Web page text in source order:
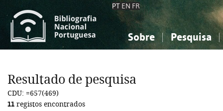
PT EN FR
Sobre Pesquisa
Ciências sociais...
Ciências sociais...
Resultado de pesquisa
CDU: =657(469)
11 registos encontrados